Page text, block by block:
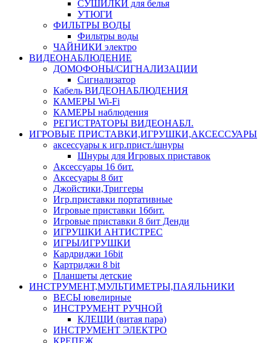
СУШИЛКИ для белья
УТЮГИ
ФИЛЬТРЫ ВОДЫ
Фильтры воды
ЧАЙНИКИ электро
ВИДЕОНАБЛЮДЕНИЕ
ДОМОФОНЫ/СИГНАЛИЗАЦИИ
Сигнализатор
Кабель ВИДЕОНАБЛЮДЕНИЯ
КАМЕРЫ Wi-Fi
КАМЕРЫ наблюдения
РЕГИСТРАТОРЫ ВИДЕОНАБЛ.
ИГРОВЫЕ ПРИСТАВКИ,ИГРУШКИ,АКСЕССУАРЫ
аксесcуары к игр.прист./шнуры
Шнуры для Игровых приставок
Аксессуары 16 бит.
Аксесуары 8 бит
Джойстики,Триггеры
Игр.приставки портативные
Игровые приставки 16бит.
Игровые приставки 8 бит Денди
ИГРУШКИ АНТИСТРЕС
ИГРЫ/ИГРУШКИ
Кардриджи 16bit
Картриджи 8 bit
Планшеты детские
ИНСТРУМЕНТ,МУЛЬТИМЕТРЫ,ПАЯЛЬНИКИ
ВЕСЫ ювелирные
ИНСТРУМЕНТ РУЧНОЙ
КЛЕЩИ (витая пара)
ИНСТРУМЕНТ ЭЛЕКТРО
КРЕПЕЖ